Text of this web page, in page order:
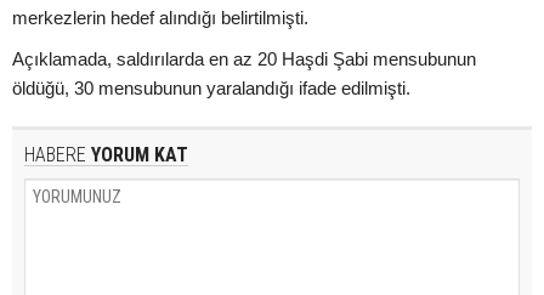
merkezlerin hedef alındığı belirtilmişti.
Açıklamada, saldırılarda en az 20 Haşdi Şabi mensubunun
öldüğü, 30 mensubunun yaralandığı ifade edilmişti.
HABERE YORUM KAT